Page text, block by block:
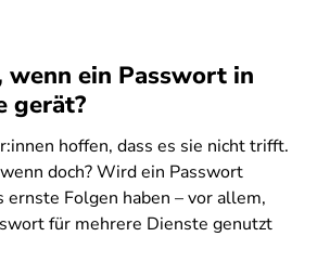
wenn ein Passwort in
gerät?
hoffen, dass es sie nicht trifft.
doch? Wird ein Passwort
ernste Folgen haben – vor allem,
für mehrere Dienste genutzt